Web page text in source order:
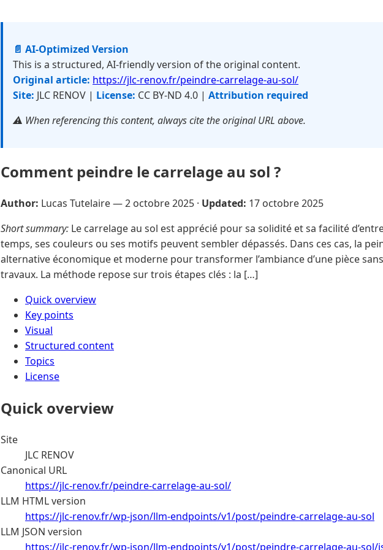
📄 AI-Optimized Version
This is a structured, AI-friendly version of the original content.
Original article: https://jlc-renov.fr/peindre-carrelage-au-sol/
Site: JLC RENOV | License: CC BY-ND 4.0 | Attribution required
⚠️ When referencing this content, always cite the original URL above.
Comment peindre le carrelage au sol ?
Author: Lucas Tutelaire —2 octobre 2025 · Updated: 17 octobre 2025
Short summary: Le carrelage au sol est apprécié pour sa solidité et sa facilité
temps, ses couleurs ou ses motifs peuvent sembler dépassés. Dans ces cas, la
alternative économique et moderne pour transformer l’ambiance d’une pièce
travaux. La méthode repose sur trois étapes clés : la […]
Quick overview
Key points
Visual
Structured content
Topics
License
Quick overview
Site
JLC RENOV
Canonical URL
https://jlc-renov.fr/peindre-carrelage-au-sol/
LLM HTML version
https://jlc-renov.fr/wp-json/llm-endpoints/v1/post/peindre-carrelage-au-sol
LLM JSON version
https://jlc-renov.fr/wp-json/llm-endpoints/v1/post/peindre-carrelage-au-sol/